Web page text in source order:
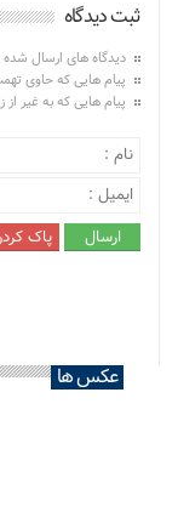
ثبت دیدگاه
دیدگاه های ارسال
پیام هایی که حاوی
پیام هایی که به غیر
عکس ها